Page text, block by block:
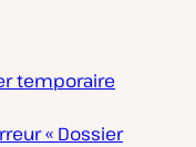
temporaire
« Dossier